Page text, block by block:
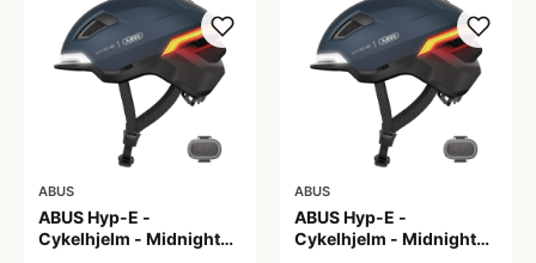
ABUS
ABUS Hyp-E -
Cykelhjelm - Midnight
ABUS
ABUS Hyp-E -
Cykelhjelm - Midnight